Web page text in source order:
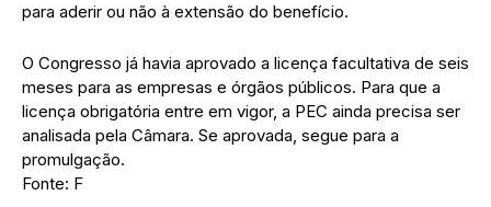
para aderir ou não à extensão do benefício.
O Congresso já havia aprovado a licença facultativa de seis
meses para as empresas e órgãos públicos. Para que a
licença obrigatória entre em vigor, a PEC ainda precisa ser
analisada pela Câmara. Se aprovada, segue para a
promulgação.
Fonte: F